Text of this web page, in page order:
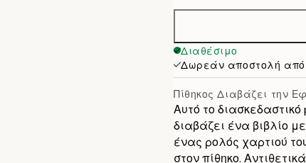
50x70 cm
Διαθέσιμο
Δωρεάν αποστολή
Πίθηκος Διαβάζει την
Αυτό το
διαβάζει ένα βιβλίο
ένας ρολός χαρτιού
στον πίθηκο.